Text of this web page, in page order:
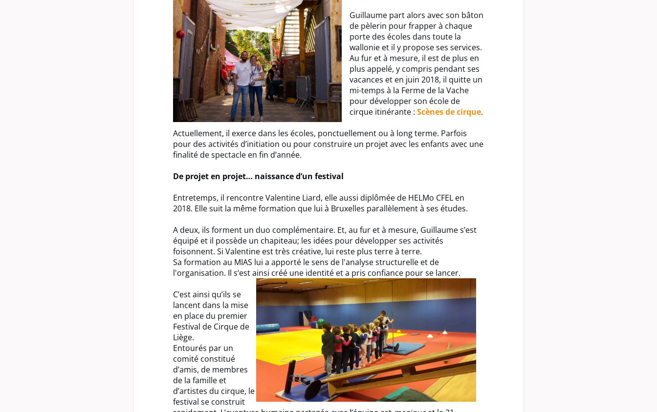
Guillaume part alors avec son bâton
de pèlerin pour frapper à chaque
porte des écoles dans toute la
wallonie et il y propose ses services.
Au fur et à mesure, il est de plus en
plus appelé, y compris pendant ses
vacances et en juin 2018, il quitte un
mi-temps à la Ferme de la Vache
pour développer son école de
cirque itinérante : Scènes de cirque.
Actuellement, il exerce dans les écoles, ponctuellement ou à long terme. Parfois
pour des activités d’initiation ou pour construire un projet avec les enfants avec une
finalité de spectacle en fin d’année.
De projet en projet… naissance d’un festival
Entretemps, il rencontre Valentine Liard, elle aussi diplômée de HELMo CFEL en
2018. Elle suit la même formation que lui à Bruxelles parallèlement à ses études.
A deux, ils forment un duo complémentaire. Et, au fur et à mesure, Guillaume s’est
équipé et il possède un chapiteau; les idées pour développer ses activités
foisonnent. Si Valentine est très créative, lui reste plus terre à terre.
Sa formation au MIAS lui a apporté le sens de l'analyse structurelle et de
l'organisation. Il s‘est ainsi créé une identité et a pris confiance pour se lancer.
C’est ainsi qu’ils se
lancent dans la mise
en place du premier
Festival de Cirque de
Liège.
Entourés par un
comité constitué
d’amis, de membres
de la famille et
d’artistes du cirque, le
festival se construit